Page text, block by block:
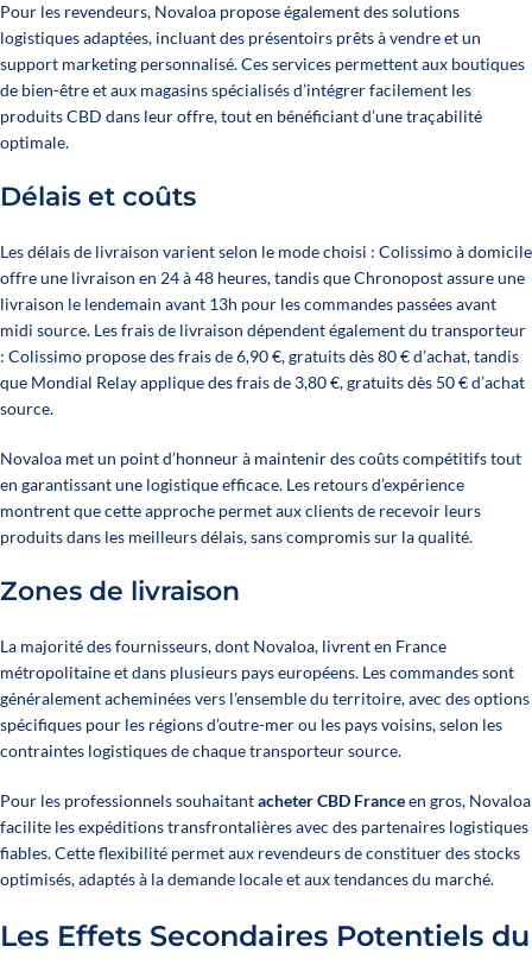
Pour les revendeurs, Novaloa propose également des solutions
logistiques adaptées, incluant des présentoirs prêts à vendre et un
support marketing personnalisé. Ces services permettent aux boutiques
de bien-être et aux magasins spécialisés d’intégrer facilement les
produits CBD dans leur offre, tout en bénéficiant d’une traçabilité
optimale.
Délais et coûts
Les délais de livraison varient selon le mode choisi : Colissimo à domicile
offre une livraison en 24 à 48 heures, tandis que Chronopost assure une
livraison le lendemain avant 13h pour les commandes passées avant
midi source. Les frais de livraison dépendent également du transporteur
: Colissimo propose des frais de 6,90 €, gratuits dès 80 € d’achat, tandis
que Mondial Relay applique des frais de 3,80 €, gratuits dès 50 € d’achat
source.
Novaloa met un point d’honneur à maintenir des coûts compétitifs tout
en garantissant une logistique efficace. Les retours d’expérience
montrent que cette approche permet aux clients de recevoir leurs
produits dans les meilleurs délais, sans compromis sur la qualité.
Zones de livraison
La majorité des fournisseurs, dont Novaloa, livrent en France
métropolitaine et dans plusieurs pays européens. Les commandes sont
généralement acheminées vers l’ensemble du territoire, avec des options
spécifiques pour les régions d’outre-mer ou les pays voisins, selon les
contraintes logistiques de chaque transporteur source.
Pour les professionnels souhaitantacheter CBD Franceen gros, Novaloa
facilite les expéditions transfrontalières avec des partenaires logistiques
fiables. Cette flexibilité permet aux revendeurs de constituer des stocks
optimisés, adaptés à la demande locale et aux tendances du marché.
Les Effets Secondaires Potentiels du